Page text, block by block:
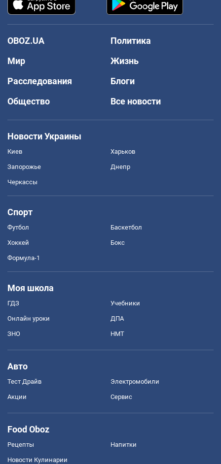
OBOZ.UA
Политика
Мир
Жизнь
Расследования
Блоги
Общество
Все новости
Новости Украины
Киев Харьков
Запорожье Днепр
Черкассы
Спорт
Футбол Баскетбол
Хоккей Бокс
Формула-1
Моя школа
ГДЗ Учебники
Онлайн уроки ДПА
ЗНО НМТ
Авто
Тест Драйв Электромобили
Акции Сервис
Food Oboz
Рецепты Напитки
Новости Кулинарии